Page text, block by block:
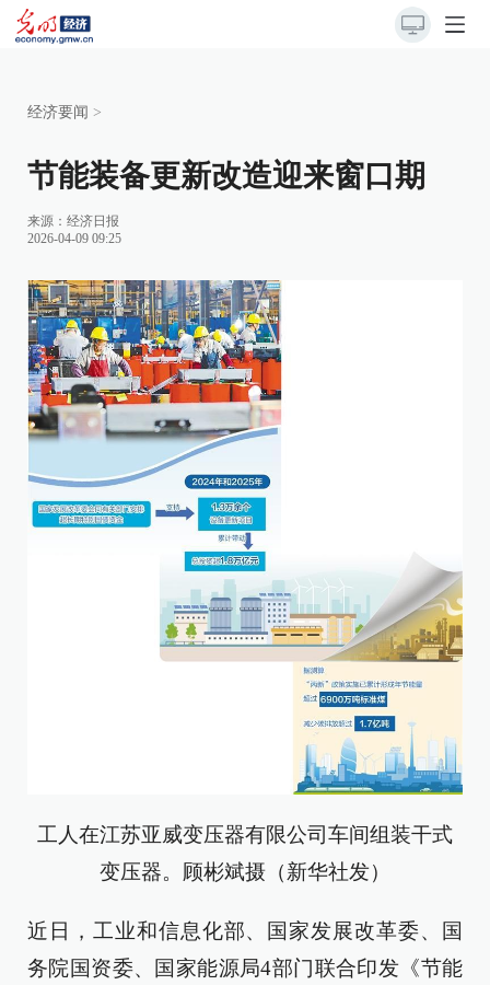
经济要闻 >
节能装备更新改造迎来窗口期
来源： 经济日报
2026-04-09 09:25
工人在江苏亚威变压器有限公司车间组装干式
变压器。顾彬斌摄（新华社发）
近日，工业和信息化部、国家发展改革委、国
务院国资委、国家能源局4部门联合印发《节能